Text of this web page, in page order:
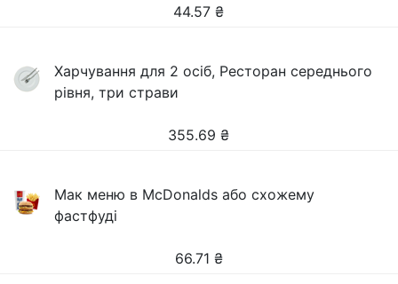
44.57 ₴
Харчування для 2 осіб, Ресторан середнього
рівня, три страви
355.69 ₴
Мак меню в McDonalds або схожему
фастфуді
66.71 ₴